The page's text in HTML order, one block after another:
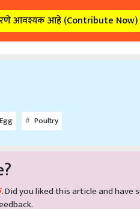
आवश्यक आहे (Contribute Now)
Poultry
. Did you liked this article and